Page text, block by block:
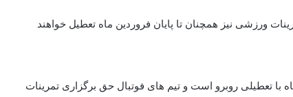
ورزشی نیز همچنان تا پایان فروردین ماه تعطیل خواهند
ماه با تعطیلی روبرو است و تیم های فوتبال حق برگزاری تمرینات